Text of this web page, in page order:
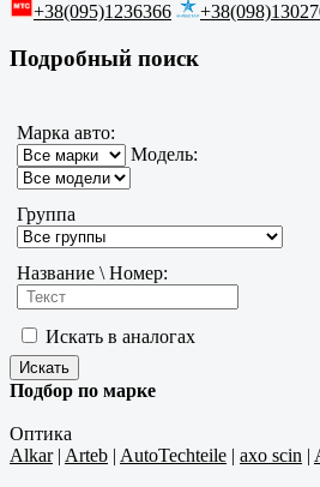
+38(095)1236366
Подробный поиск
Марка авто:
Модель:
Группа
Название \ Номер:
Искать в аналогах
Подбор по марке
Оптика
Alkar| Arteb | AutoTechteile | axo scin |